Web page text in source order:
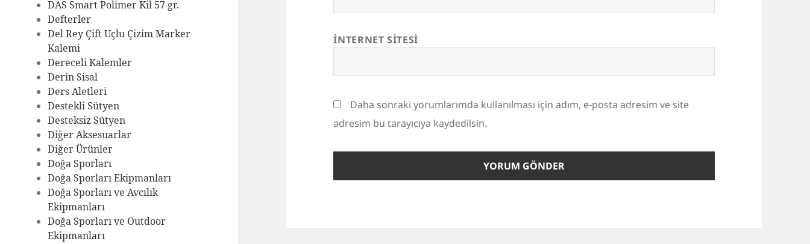
DAS Smart Polimer Kil 57 gr.
Defterler
Del Rey Çift Uçlu Çizim Marker
Kalemi
Dereceli Kalemler
Derin Sisal
Ders Aletleri
Destekli Sütyen
Desteksiz Sütyen
Diğer Aksesuarlar
Diğer Ürünler
Doğa Sporları
Doğa Sporları Ekipmanları
Doğa Sporları ve Avcılık
Ekipmanları
Doğa Sporları ve Outdoor
Ekipmanları
İNTERNET SITESI
Daha sonraki yorumlarımda kullanılması için adım, e-posta adresim ve site
adresim bu tarayıcıya kaydedilsin.